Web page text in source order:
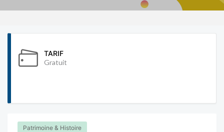
TARIF
Gratuit
Patrimoine & Histoire